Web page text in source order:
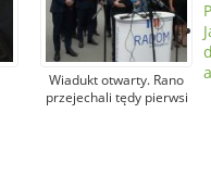
Wiadukt otwarty. Rano
przejechali tędy pierwsi